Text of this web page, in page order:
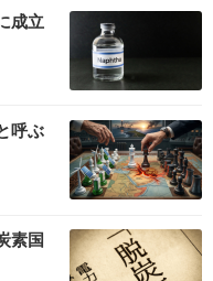
成立
呼ぶ
素国